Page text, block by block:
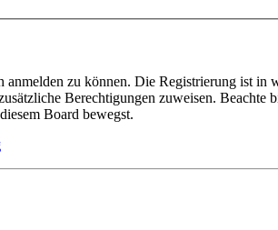
anmelden zu können. Die Registrierung ist
Berechtigungen zuweisen.
Board bewegst.